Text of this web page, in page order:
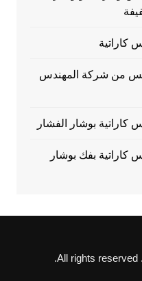
كاراتية
من شركة المهندس
كاراتية بوشار الفشار
كاراتية بفك بوشار